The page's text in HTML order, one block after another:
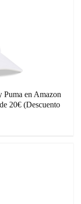
en Amazon
20€ (Descuento